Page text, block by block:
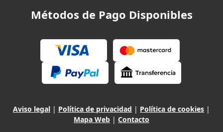
Métodos de Pago Disponibles
Aviso legal | Política de privacidad | Política de cookies |
Mapa Web | Contacto